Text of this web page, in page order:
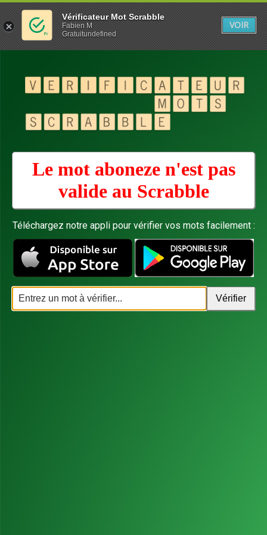
Le mot aboneze n'est pas
valide au Scrabble
Téléchargez notre appli pour vérifier vos mots facilement :
Vérificateur Mot Scrabble
Fabien M
Gratuitundefined
VOIR